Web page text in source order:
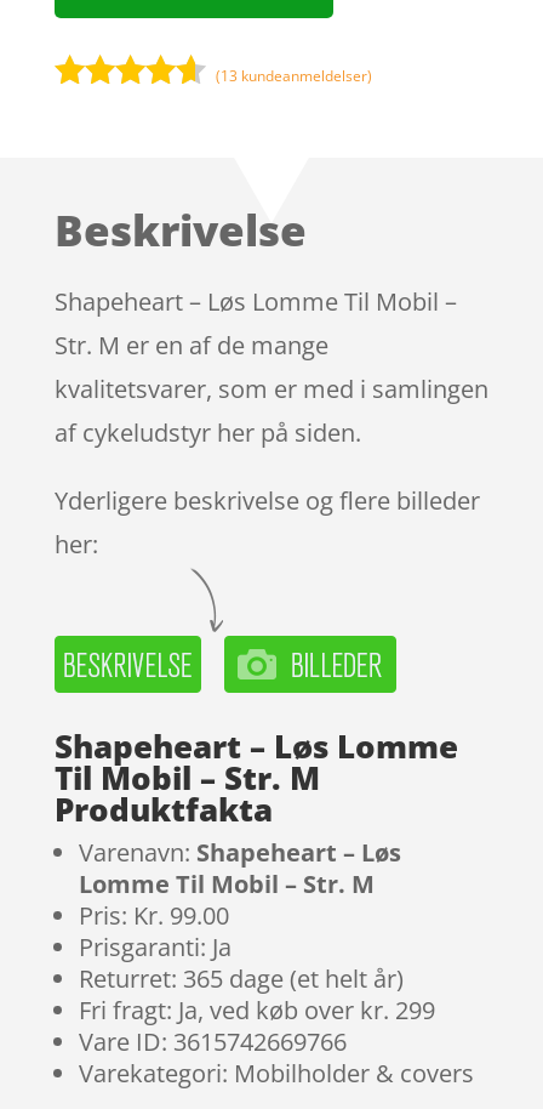
på
mmelser
(13 kundeanmeldelser)
Beskrivelse
Shapeheart – Løs Lomme Til Mobil –
Str. M er en af de mange
kvalitetsvarer, som er med i samlingen
af cykeludstyr her på siden.
Yderligere beskrivelse og flere billeder
her:
Shapeheart – Løs Lomme
Til Mobil – Str. M
Produktfakta
Varenavn: Shapeheart – Løs
Lomme Til Mobil – Str. M
Pris: Kr. 99.00
Prisgaranti: Ja
Returret: 365 dage (et helt år)
Fri fragt: Ja, ved køb over kr. 299
Vare ID: 3615742669766
Varekategori: Mobilholder & covers